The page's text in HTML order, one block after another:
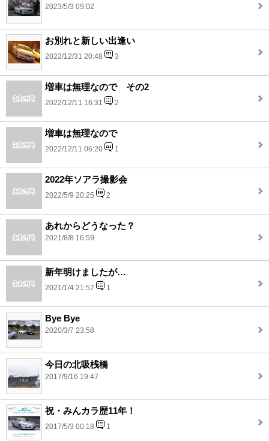
2023/5/3 09:02
お別れと新しい出逢い
2022/12/31 20:48 3
増車は無理なので その2
2022/12/11 16:31 2
増車は無理なので
2022/12/11 06:20 1
2022年ソアラ撮影会
2022/5/9 20:25 2
あれからどうなった？
2021/8/8 16:59
新年明けましたが…
2021/1/4 21:57 1
Bye Bye
2020/3/7 23:58
今日の北吸桟橋
2017/9/16 19:47
祝・みんカラ歴11年！
2017/5/3 00:18 1